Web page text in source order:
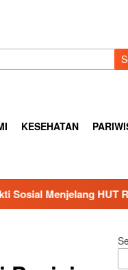
KESEHATAN
Rl Ke- 81 Di Lampung